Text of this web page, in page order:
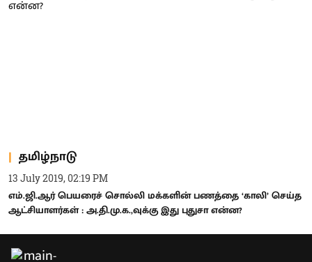
தமிழ்நாடு
13 July 2019, 02:19 PM
எம்.ஜி.ஆர் பெயரைச் சொல்லி மக்களின் பணத்தை ‘காலி’ செய்த
ஆட்சியாளர்கள் : அ.தி.மு.க.,வுக்கு இது புதுசா என்ன?